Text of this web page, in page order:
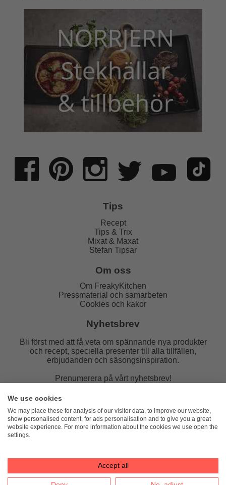
Tips
Recept
Tips & Trix
Mixat & Maxat
Stefan Tipsar
Om oss
Om FreakyKitchen
Pressmaterial och samarbeten
Cookies och kakor
Nyhetsbrev
Bli först med att få veta om spännande nya produkter
och recept, speciella presenter till alla tillfällen,
erbjudanden och säsongsinspiration.
Prenumerera på vårt nyhetsbrev!
E-post:
We use cookies
We may place these for analysis of our visitor data, to improve our website,
show personalised content, for ads personalisation and to give you a great
website experience. For more information about the cookies we use open the
settings.
Accept all